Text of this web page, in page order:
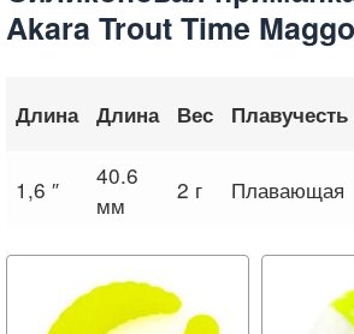
Akara Trout Time
Длина Длина Вес Плавучесть
1,6 ″
40.6
мм
2 г Плавающая